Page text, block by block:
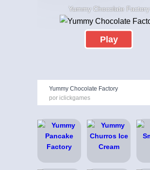
Yummy Chocolate Factory
Play
Yummy Chocolate Factory
por iclickgames